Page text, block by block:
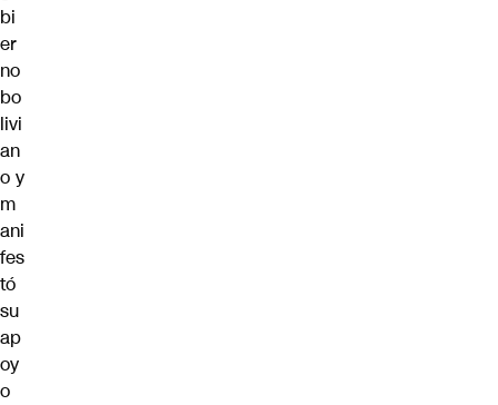
bi
er
no
bo
livi
an
o y
m
ani
fes
tó
su
ap
oy
o